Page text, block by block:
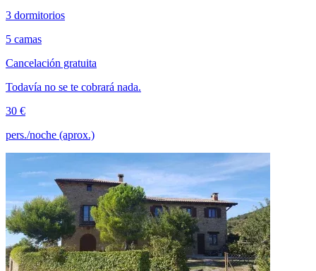
3 dormitorios
5 camas
Cancelación gratuita
Todavía no se te cobrará nada.
30 €
pers./noche (aprox.)